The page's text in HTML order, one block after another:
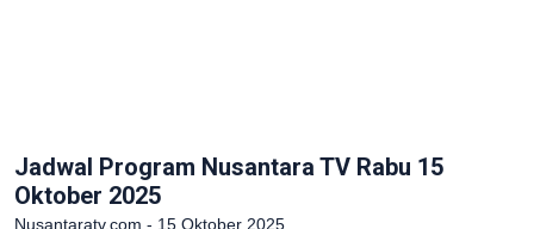
Jadwal Program Nusantara TV Rabu 15
Oktober 2025
Nusantaratv.com - 15 Oktober 2025